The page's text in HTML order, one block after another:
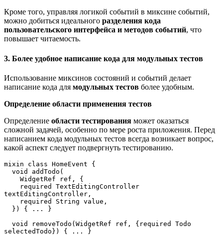
Кроме того, управляя логикой событий в миксине событий,
можно добиться идеального разделения кода
пользовательского интерфейса и методов событий, что
повышает читаемость.
3. Более удобное написание кода для модульных тестов
Использование миксинов состояний и событий делает
написание кода для модульных тестов более удобным.
Определение области применения тестов
Определение области тестирования может оказаться
сложной задачей, особенно по мере роста приложения. Перед
написанием кода модульных тестов всегда возникает вопрос,
какой аспект следует подвергнуть тестированию.
mixin class HomeEvent {
  void addTodo(
    WidgetRef ref, {
textEditingController,
    required String value,
  }) { ... }
selectedTodo}) { ... }